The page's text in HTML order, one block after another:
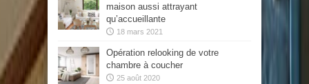
maison aussi attrayant
qu’accueillante
18 mars 2021
Opération relooking de votre
chambre à coucher
25 août 2020